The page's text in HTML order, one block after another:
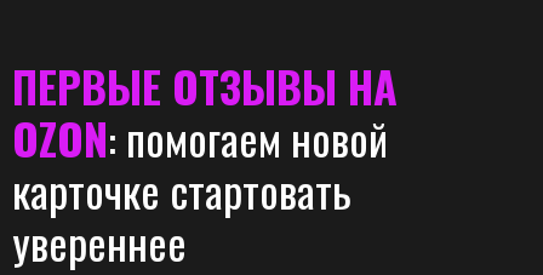
ПЕРВЫЕ ОТЗЫВЫ НА
OZON: помогаем новой
карточке стартовать
увереннее